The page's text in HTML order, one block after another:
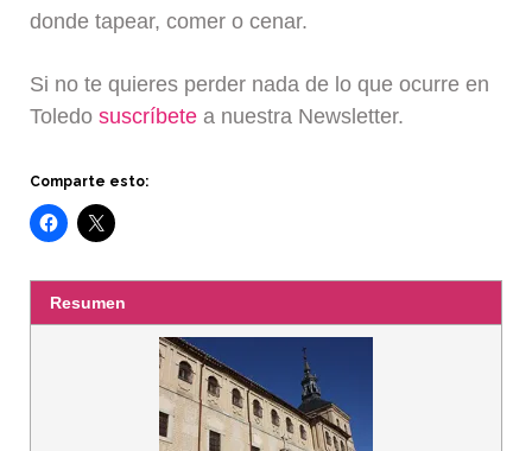
donde tapear, comer o cenar.
Si no te quieres perder nada de lo que ocurre en
Toledosuscríbete a nuestra Newsletter.
Comparte esto:
Resumen